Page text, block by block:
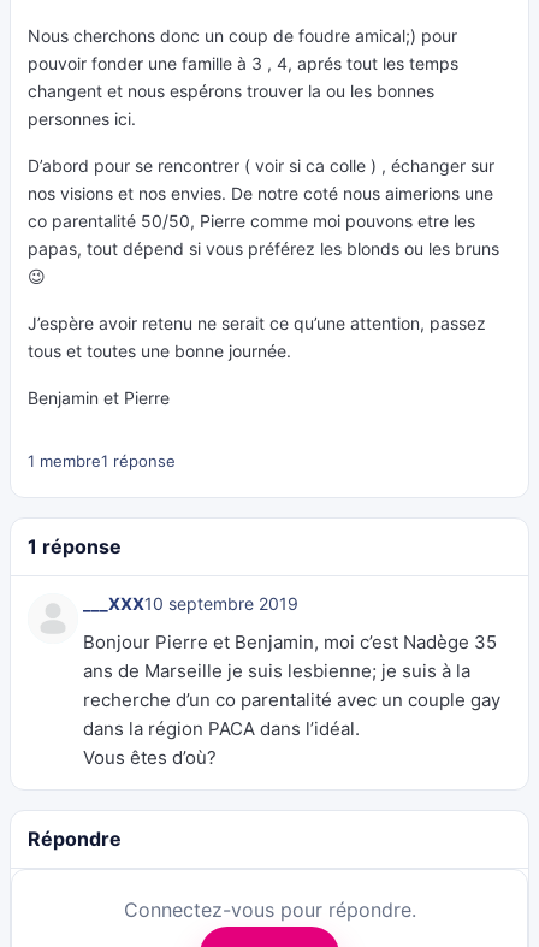
Nous cherchons donc un coup de foudre amical;) pour
pouvoir fonder une famille à 3 , 4, aprés tout les temps
changent et nous espérons trouver la ou les bonnes
personnes ici.
D’abord pour se rencontrer ( voir si ca colle ) , échanger sur
nos visions et nos envies. De notre coté nous aimerions une
co parentalité 50/50, Pierre comme moi pouvons etre les
papas, tout dépend si vous préférez les blonds ou les bruns
😉
J’espère avoir retenu ne serait ce qu’une attention, passez
tous et toutes une bonne journée.
Benjamin et Pierre
1 membre1 réponse
1 réponse
___XXX10 septembre 2019
Bonjour Pierre et Benjamin, moi c’est Nadège 35
ans de Marseille je suis lesbienne; je suis à la
recherche d’un co parentalité avec un couple gay
dans la région PACA dans l’idéal.
Vous êtes d’où?
Répondre
Connectez-vous pour répondre.